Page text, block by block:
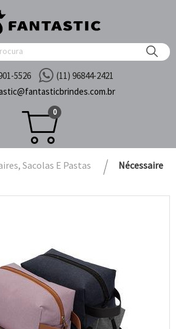
5526
(11) 96844-2421
fantasticbrindes.com.br
0
Sacolas E Pastas
Nécessaire